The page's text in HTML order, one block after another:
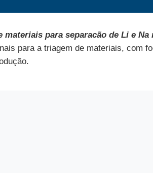
para separacão de Li e Na
para a triagem de materiais, com